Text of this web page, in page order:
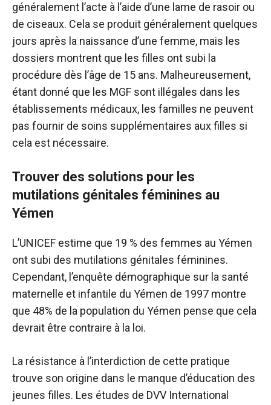
généralement l’acte à l’aide d’une lame de rasoir ou
de ciseaux. Cela se produit généralement quelques
jours après la naissance d’une femme, mais les
dossiers montrent que les filles ont subi la
procédure dès l’âge de 15 ans. Malheureusement,
étant donné que les MGF sont illégales dans les
établissements médicaux, les familles ne peuvent
pas fournir de soins supplémentaires aux filles si
cela est nécessaire.
Trouver des solutions pour les
mutilations génitales féminines au
Yémen
L’UNICEF estime que 19 % des femmes au Yémen
ont subi des mutilations génitales féminines.
Cependant, l’enquête démographique sur la santé
maternelle et infantile du Yémen de 1997 montre
que 48% de la population du Yémen pense que cela
devrait être contraire à la loi.
La résistance à l’interdiction de cette pratique
trouve son origine dans le manque d’éducation des
jeunes filles. Les études de DVV International